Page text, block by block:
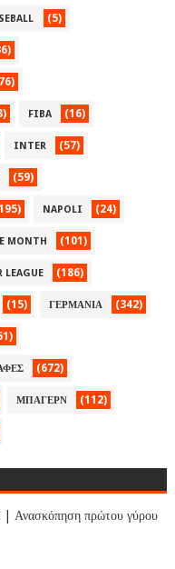
(5)
FIBA (16)
INTER (57)
(59)
NAPOLI (24)
MONTH (101)
LEAGUE (186)
(15) ΓΕΡΜΑΝΙΑ (342)
(672)
ΜΠΑΓΕΡΝ (112)
Ανασκόπηση πρώτου γύρου